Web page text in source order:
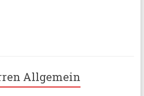
Allgemein